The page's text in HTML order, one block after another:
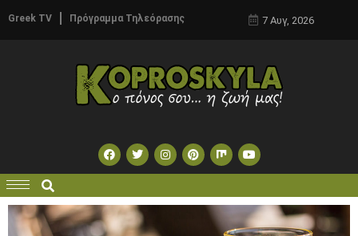
Greek TV Πρόγραμμα Τηλεόρασης 7 Αυγ, 2026